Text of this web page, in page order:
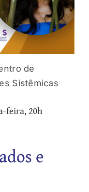
de
Sistêmicas
feira, 20h
e